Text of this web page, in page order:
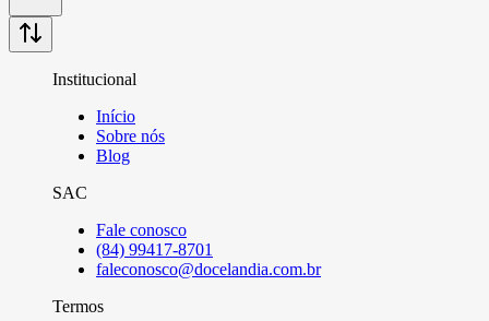
Institucional
Início
Sobre nós
Blog
SAC
Fale conosco
(84) 99417-8701
faleconosco@docelandia.com.br
Termos